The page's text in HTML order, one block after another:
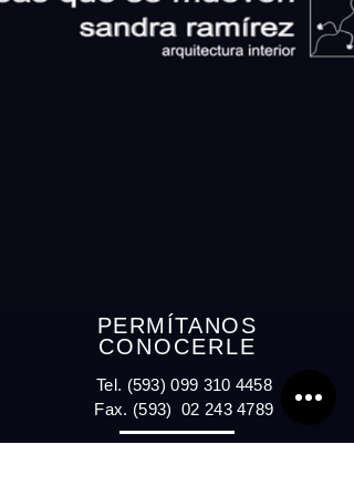
PERMÍTANOS
CONOCERLE
Tel. (593) 099 310 4458
Fax. (593)02 243 4789